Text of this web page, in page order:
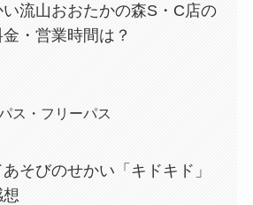
流山おおたかの森S・C店の
・営業時間は？
ス・フリーパス
そびのせかい「キドキド」